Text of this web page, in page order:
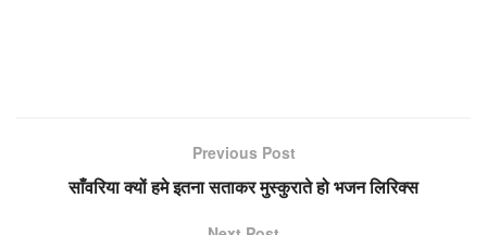
Previous Post
साँवरिया क्यों हमे इतना सताकर मुस्कुराते हो भजन लिरिक्स